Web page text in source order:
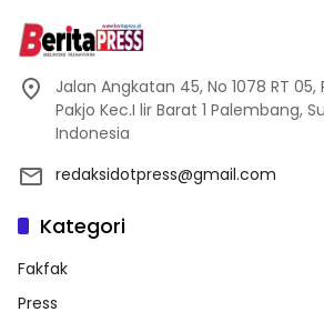
Jalan Angkatan 45, No 1078 RT 05,
Pakjo Kec.I lir Barat 1 Palembang,
Indonesia
redaksidotpress@gmail.com
Kategori
Fakfak
Press